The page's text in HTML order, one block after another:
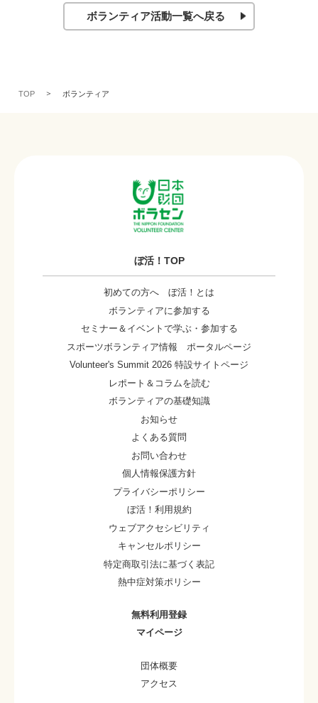
ボランティア活動一覧へ戻る
TOP ボランティア
ぼ活！TOP
初めての方へ ぼ活！とは
ボランティアに参加する
セミナー＆イベントで学ぶ・参加する
スポーツボランティア情報 ポータルページ
Volunteer's Summit 2026 特設サイトページ
レポート＆コラムを読む
ボランティアの基礎知識
お知らせ
よくある質問
お問い合わせ
個人情報保護方針
プライバシーポリシー
ぼ活！利用規約
ウェブアクセシビリティ
キャンセルポリシー
特定商取引法に基づく表記
熱中症対策ポリシー
無料利用登録
マイページ
団体概要
アクセス